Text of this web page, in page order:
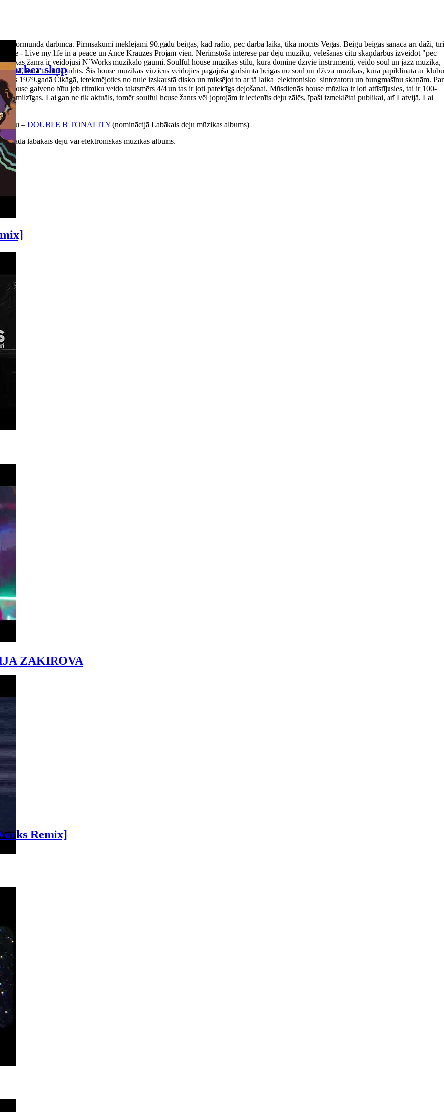
ZAKIROVA
Remix]
shop
Normunda darbnīca. Pirmsākumi meklējami 90.gadu beigās, kad radio, pēc darba laika, tika mocīts Vegas. Beigu beigās sanāca arī daži, tīri
- Live my life in a peace un Ance Krauzes Projām vien. Nerimstoša interese par deju mūziku, vēlēšanās citu skaņdarbus izveidot "pēc
žanrā ir veidojusi N`Works muzikālo gaumi. Soulful house mūzikas stilu, kurā dominē dzīvie instrumenti, veido soul un jazz mūzika,
kurā tas tiek radīts. Šis house mūzikas virziens veidojies pagājušā gadsimta beigās no soul un džeza mūzikas, kura papildināta ar klubu
1979.gadā Čikāgā, ietekmējoties no nule izskaustā disko un miksējot to ar tā laika elektronisko sintezatoru un bungmašīnu skaņām. Par
House galveno bītu jeb ritmiku veido taktsmērs 4/4 un tas ir ļoti pateicīgs dejošanai. Mūsdienās house mūzika ir ļoti attīstījusies, tai ir 100-
ir milzīgas. Lai gan ne tik aktuāls, tomēr soulful house žanrs vēl joprojām ir iecienīts deju zālēs, īpaši izmeklētai publikai, arī Latvijā. Lai
– DOUBLE B TONALITY (nominācijā Labākais deju mūzikas albums)
labākais deju vai elektroniskās mūzikas albums.